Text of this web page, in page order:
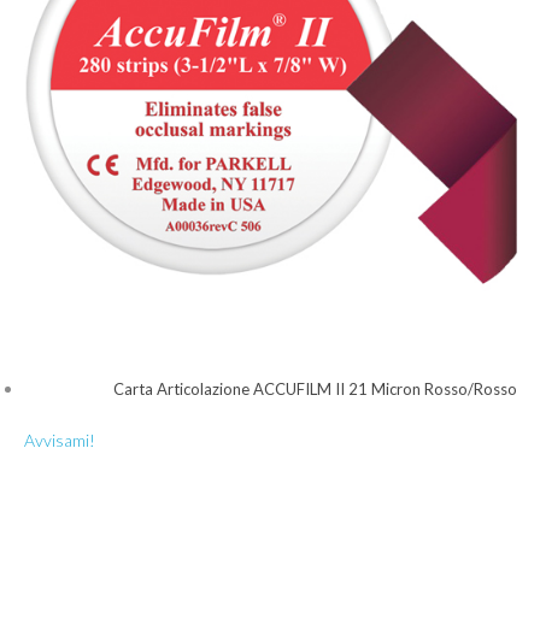
Carta Articolazione ACCUFILM II 21 Micron Rosso/Rosso
Avvisami!